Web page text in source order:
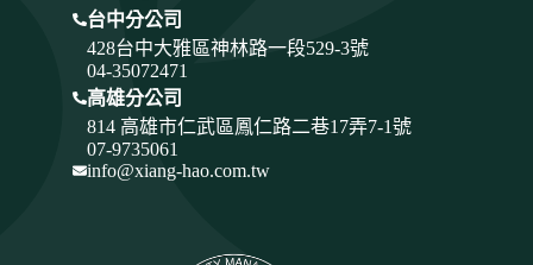
台中分公司
428台中大雅區神林路一段529-3號
04-35072471
高雄分公司
814 高雄市仁武區鳳仁路二巷17弄7-1號
07-9735061
info@xiang-hao.com.tw